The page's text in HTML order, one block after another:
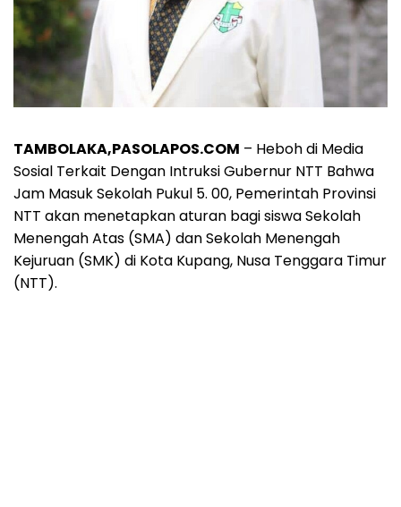
TAMBOLAKA,PASOLAPOS.COM – Heboh di Media
Sosial Terkait Dengan Intruksi Gubernur NTT Bahwa
Jam Masuk Sekolah Pukul 5. 00, Pemerintah Provinsi
NTT akan menetapkan aturan bagi siswa Sekolah
Menengah Atas (SMA) dan Sekolah Menengah
Kejuruan (SMK) di Kota Kupang, Nusa Tenggara Timur
(NTT).